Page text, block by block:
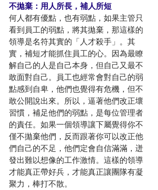
不拋棄：用人所長，補人所短
何人都有優點，也有弱點，如果主管只
看到員工的弱點，將其拋棄，那這樣的
領導是名符其實的「人才殺手」。其
實，補短才能抓住員工的心。因為最瞭
解自己的人是自己本身，但自己又最不
敢面對自己。員工也經常會對自己的弱
點感到自卑，他們也覺得有危機，但不
敢公開說出來。所以，逼著他們改正壞
習慣，補足他們的弱點，是每位管理者
的責任。如果一個領導讓下屬覺得你不
僅不拋棄他們，反而跟著你可以改正他
們自己的不足，他們定會自信滿滿，迸
發出難以想像的工作激情。這樣的領導
才能真正帶好兵，才能真正讓團隊有凝
聚力，棒打不散。